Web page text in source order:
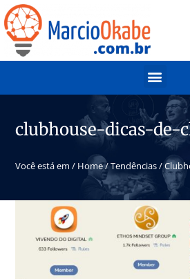
clubhouse-dicas-de-
Você está em / Home/Tendências/